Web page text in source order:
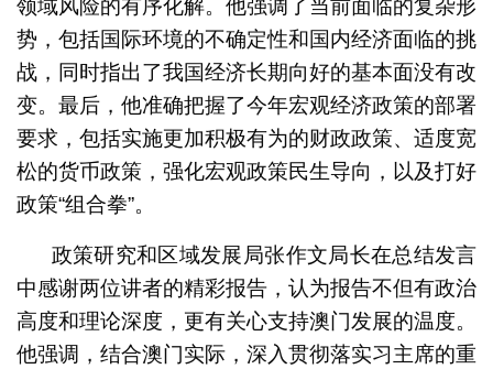
领域风险的有序化解。他强调了当前面临的复杂形
势，包括国际环境的不确定性和国内经济面临的挑
战，同时指出了我国经济长期向好的基本面没有改
变。最后，他准确把握了今年宏观经济政策的部署
要求，包括实施更加积极有为的财政政策、适度宽
松的货币政策，强化宏观政策民生导向，以及打好
政策“组合拳”。
政策研究和区域发展局张作文局长在总结发言
中感谢两位讲者的精彩报告，认为报告不但有政治
高度和理论深度，更有关心支持澳门发展的温度。
他强调，结合澳门实际，深入贯彻落实习主席的重